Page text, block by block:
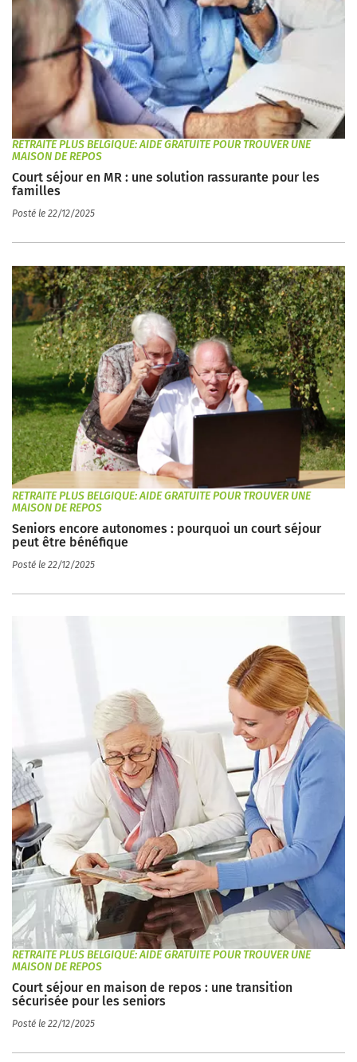
RETRAITE PLUS BELGIQUE: AIDE GRATUITE POUR TROUVER UNE
MAISON DE REPOS
Court séjour en MR : une solution rassurante pour les
familles
Posté le 22/12/2025
RETRAITE PLUS BELGIQUE: AIDE GRATUITE POUR TROUVER UNE
MAISON DE REPOS
Seniors encore autonomes : pourquoi un court séjour
peut être bénéfique
Posté le 22/12/2025
RETRAITE PLUS BELGIQUE: AIDE GRATUITE POUR TROUVER UNE
MAISON DE REPOS
Court séjour en maison de repos : une transition
sécurisée pour les seniors
Posté le 22/12/2025